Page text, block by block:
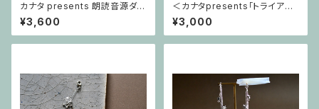
カナタ presents 朗読音源ダウ
ンロードカード付き絵本「トライ
アングル ～秘密～」
¥3,600
＜カナタpresents「トライアン
グル」〜秘密〜グッズ＞パンフレ
ット
¥3,000